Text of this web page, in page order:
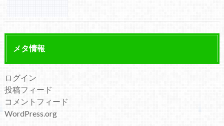
メタ情報
ログイン
投稿フィード
コメントフィード
WordPress.org